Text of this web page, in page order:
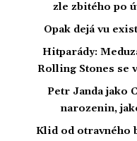
zle zbitého po
Opak dejá vu
Hitparády:
Rolling Stones se
Petr Janda jako
narozenin,
Klid od otravného